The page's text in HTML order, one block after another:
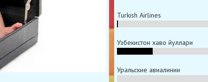
Turkish Airlines
Узбекистон хаво йуллари
Уральские авиалинии